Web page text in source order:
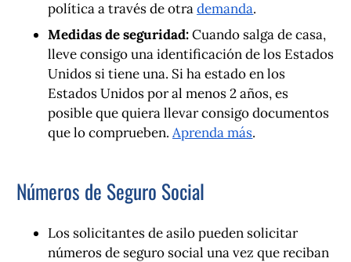
política a través de otrademanda.
Medidas de seguridad:Cuando salga de casa,
lleve consigo una identificación de los Estados
Unidos si tiene una. Si ha estado en los
Estados Unidos por al menos 2 años, es
posible que quiera llevar consigo documentos
que lo comprueben.Aprenda más.
Números de Seguro Social
Los solicitantes de asilo pueden solicitar
números de seguro social una vez que reciban